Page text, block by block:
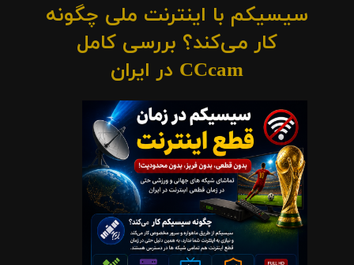
سیسیکم با اینترنت ملی چگونه
کار می‌کند؟ بررسی کامل
CCcam در ایران